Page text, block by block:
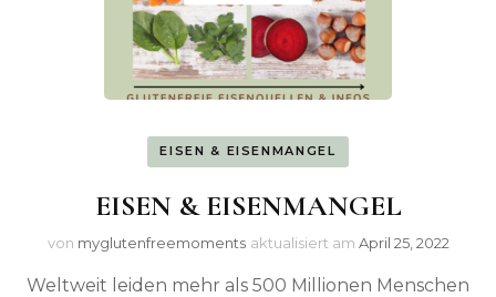
EISEN & EISENMANGEL
EISEN & EISENMANGEL
von myglutenfreemoments aktualisiert am April 25, 2022
Weltweit leiden mehr als 500 Millionen Menschen